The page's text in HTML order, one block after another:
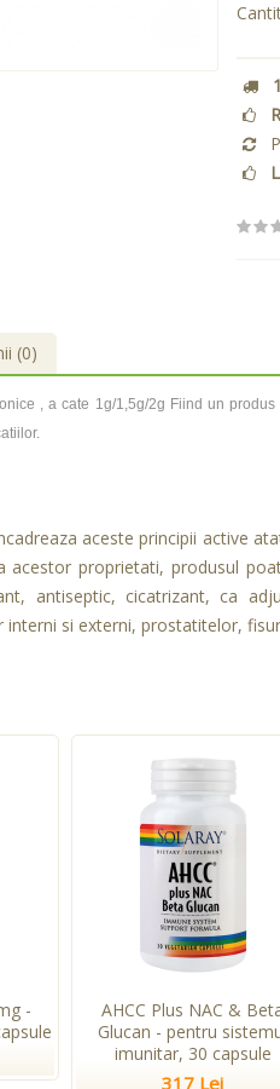
(0)
, a cate 1g/1,5g/2g Fiind un
aceste principii active
acestor proprietati, produsul
antiseptic, cicatrizant, ca
si externi, prostatitelor,
-
AHCC Plus NAC &
Glucan - pentru
imunitar, 30 capsule
317 Lei